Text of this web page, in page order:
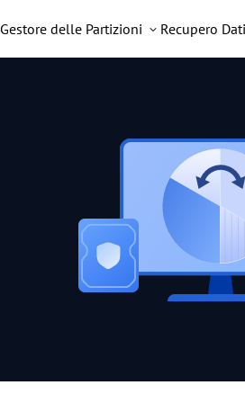
Gestore delle Partizioni Recupero Dati